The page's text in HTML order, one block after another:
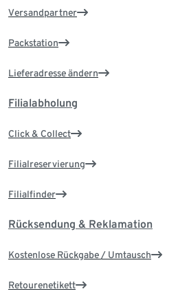
Versandpartner
Packstation
Lieferadresse ändern
Filialabholung
Click & Collect
Filialreservierung
Filialfinder
Rücksendung & Reklamation
Kostenlose Rückgabe / Umtausch
Retourenetikett